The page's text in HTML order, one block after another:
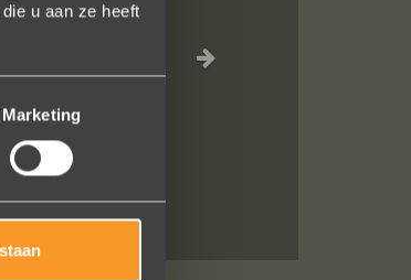
u aan ze heeft
Marketing